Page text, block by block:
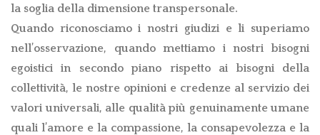
la soglia della dimensione transpersonale.
Quando riconosciamo i nostri giudizi e li superiamo
nell’osservazione, quando mettiamo i nostri bisogni
egoistici in secondo piano rispetto ai bisogni della
collettività, le nostre opinioni e credenze al servizio dei
valori universali, alle qualità più genuinamente umane
quali l’amore e la compassione, la consapevolezza e la